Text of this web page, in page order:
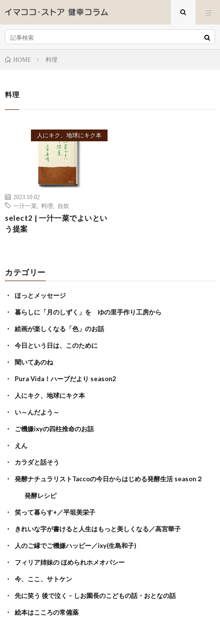
HOME 料理
料理
人にキク、地球にキク本
2023.10.02
一汁一菜
料理 自炊
select2 | 一汁一菜でよいとい
う提案
カテゴリー
ほっとメッセージ
暮らしに「月のしずく」を ゆの里手作り工房から
絵画が楽しくなる「色」のお話
今日という日は、このために
聞いてあのね
Pura Vida！ハーブだより season2
人にキク、地球にキク本
い～んだよう～
ご機嫌ixyの四柱推命のお話
えん
カラダと話そう
発酵ナチュラリストTaccoの今日からはじめる発酵生活 season２
発酵レシピ
笑って暮らす+／平垣美栄子
きれいな字が書けると人生はもっと美しくなる／高宮華子
人のご縁でご機嫌ハッピー／ixy(生島和子)
フィリア姉妹の ほめられホメオパシー
今、ここ、サトケン
先に笑う 後で泣く – しお園長のこどもの話・おとなの話
絵本はこころの常備薬